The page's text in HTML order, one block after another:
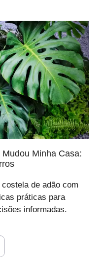
Minha Casa:
de adão com
práticas para
informadas.